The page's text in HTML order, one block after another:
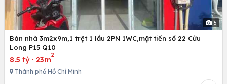
6
Bán nhà 3m2x9m,1 trệt 1 lầu 2PN 1WC,mặt tiền số 22 Cửu
Long P15 Q10
8.5 tỷ · 23m
2
Thành phố Hồ Chí Minh